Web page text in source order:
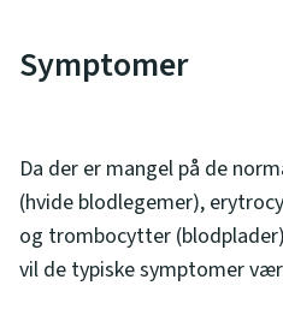
Symptomer
Da der er mangel på de
(hvide blodlegemer),
og trombocytter
vil de typiske symptomer